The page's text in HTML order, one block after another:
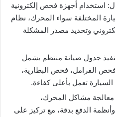
استخدام أجهزة فحص إلكترونية
المختلفة سواء المحرك، نظام
وتحديد مصدر المشكلة
تنفيذ جدول صيانة منتظم يشمل
الفرامل، فحص البطارية،
تعمل بأعلى كفاءة.
معالجة مشاكل المحرك،
الدفع بدقة، مع تركيز على